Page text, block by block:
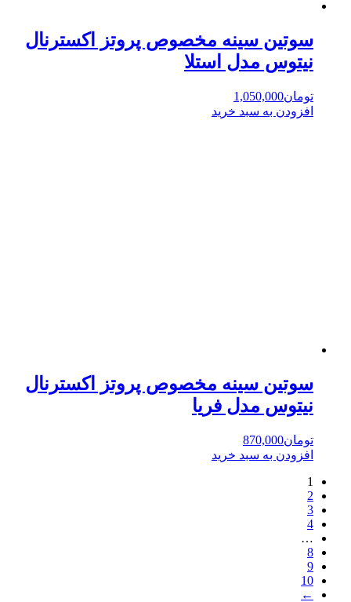
سوتین سینه مخصوص پروتز اکسترنال
نیتوس مدل استلا
تومان1,050,000
افزودن به سبد خرید
سوتین سینه مخصوص پروتز اکسترنال
نیتوس مدل فریا
تومان870,000
افزودن به سبد خرید
1
2
3
4
…
8
9
10
←